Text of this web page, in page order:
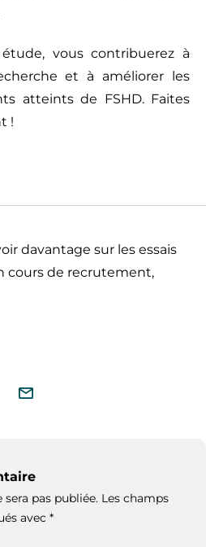
vous contribuerez à
et à améliorer les
atteints de FSHD. Faites
!
davantage sur les essais
cours de recrutement,
pas publiée. Les champs
avec *